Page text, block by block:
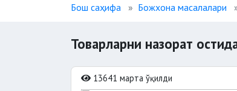
Бош саҳифа Божхона масалалари
Товарларни назорат
13641 марта ўқилди